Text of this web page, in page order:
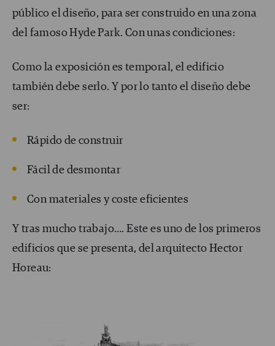
público el diseño, para ser construido en una zona
del famoso Hyde Park. Con unas condiciones:
Como la exposición es temporal, el edificio
también debe serlo. Y por lo tanto el diseño debe
ser:
Rápido de construir
Fácil de desmontar
Con materiales y coste eficientes
Y tras mucho trabajo…. Este es uno de los primeros
edificios que se presenta, del arquitecto Hector
Horeau: